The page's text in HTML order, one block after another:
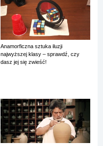
Anamorficzna sztuka iluzji
najwyższej klasy – sprawdź, czy
dasz jej się zwieść!